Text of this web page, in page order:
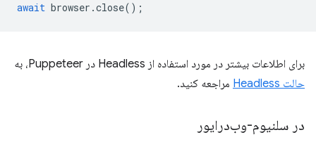
await browser .close();
برای اطلاعات بیشتر در مورد استفاده از Headless در Puppeteer، به
حالت Headless
مراجعه کنید.
در سلنیوم-وب‌درایور